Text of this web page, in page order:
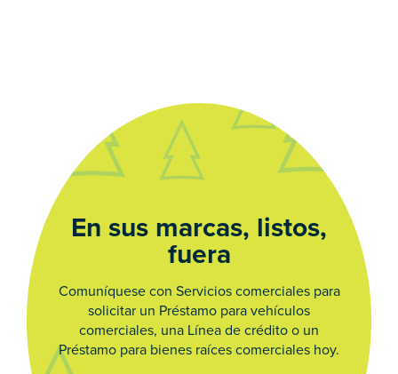
En sus marcas, listos,
fuera
Comuníquese con Servicios comerciales para
solicitar un Préstamo para vehículos
comerciales, una Línea de crédito o un
Préstamo para bienes raíces comerciales hoy.